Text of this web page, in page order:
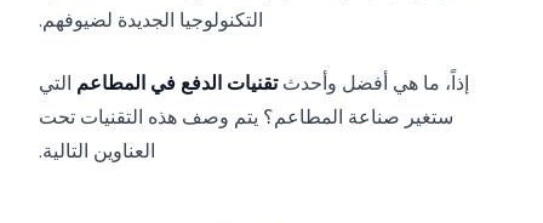
التكنولوجيا الجديدة لضيوفهم.
إذاً، ما هي أفضل وأحدثتقنيات الدفع في المطاعم التي
ستغير صناعة المطاعم؟ يتم وصف هذه التقنيات تحت
العناوين التالية.